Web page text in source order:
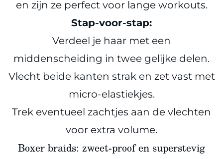
en zijn ze perfect voor lange workouts.
Stap-voor-stap:
Verdeel je haar met een
middenscheiding in twee gelijke delen.
Vlecht beide kanten strak en zet vast met
micro-elastiekjes.
Trek eventueel zachtjes aan de vlechten
voor extra volume.
Boxer braids: zweet-proof en superstevig